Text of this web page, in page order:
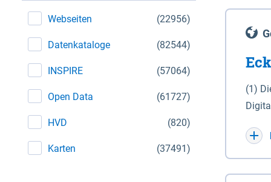
(22956)
Webseiten
(82544)
Datenkataloge
(57064)
INSPIRE
(61727)
Open Data
(820)
HVD
(37491)
Karten
(1)
WGS
für